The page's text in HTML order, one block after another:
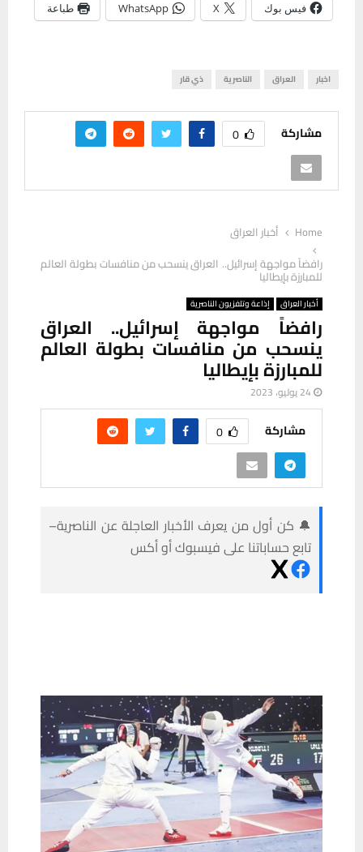
فيس بوك X
WhatsApp طباعة
اخبار العراق الناصرية ذي قار
مشاركة 0
Home
أخبار العراق
رافضاً مواجهة إسرائيل.. العراق ينسحب من منافسات بطولة العالم
للمبارزة بإيطاليا
أخبار العراق إذاعة وتلفزيون الناصرية
رافضاً مواجهة إسرائيل.. العراق
ينسحب من منافسات بطولة العالم
للمبارزة بإيطاليا
24 يوليو، 2023
مشاركة 0
🔔 كن أول من يعرف الأخبار العاجلة عن الناصرية–
تابع حساباتنا على فيسبوك أو أكس